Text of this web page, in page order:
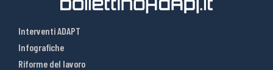
Interventi ADAPT
Infografiche
Riforme del lavoro